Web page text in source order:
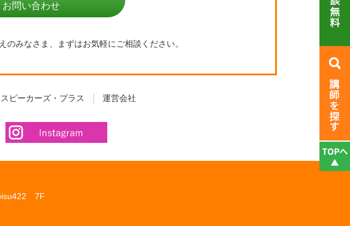
お問い合わせ
のみなさま、 まずはお気軽にご相談ください。
スピーカーズ・プラス 運営会社
7F